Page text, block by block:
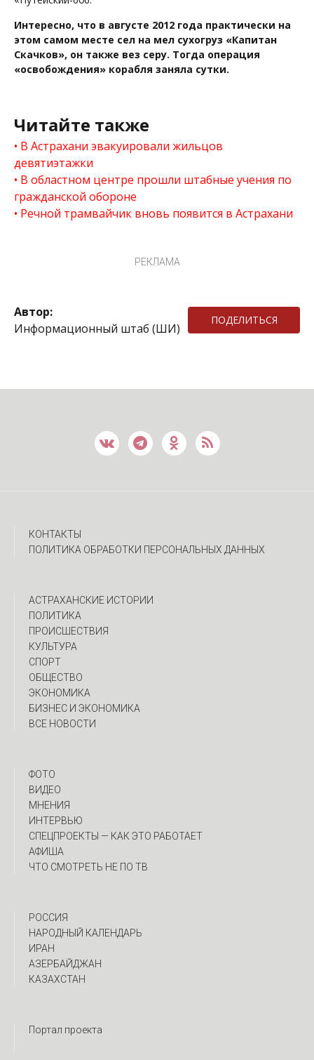
Интересно, что в августе 2012 года практически на
этом самом месте сел на мел сухогруз «Капитан
Скачков», он также вез серу. Тогда операция
«освобождения» корабля заняла сутки.
Читайте также
В Астрахани эвакуировали жильцов
девятиэтажки
В областном центре прошли штабные учения по
гражданской обороне
Речной трамвайчик вновь появится в Астрахани
РЕКЛАМА
Автор:
Информационный штаб (ШИ)
ПОДЕЛИТЬСЯ
КОНТАКТЫ
ПОЛИТИКА ОБРАБОТКИ ПЕРСОНАЛЬНЫХ ДАННЫХ
АСТРАХАНСКИЕ ИСТОРИИ
ПОЛИТИКА
ПРОИСШЕСТВИЯ
КУЛЬТУРА
СПОРТ
ОБЩЕСТВО
ЭКОНОМИКА
БИЗНЕС И ЭКОНОМИКА
ВСЕ НОВОСТИ
ФОТО
ВИДЕО
МНЕНИЯ
ИНТЕРВЬЮ
CПЕЦПРОЕКТЫ — КАК ЭТО РАБОТАЕТ
АФИША
ЧТО СМОТРЕТЬ НЕ ПО ТВ
РОССИЯ
НАРОДНЫЙ КАЛЕНДАРЬ
ИРАН
АЗЕРБАЙДЖАН
КАЗАХСТАН
Портал проекта